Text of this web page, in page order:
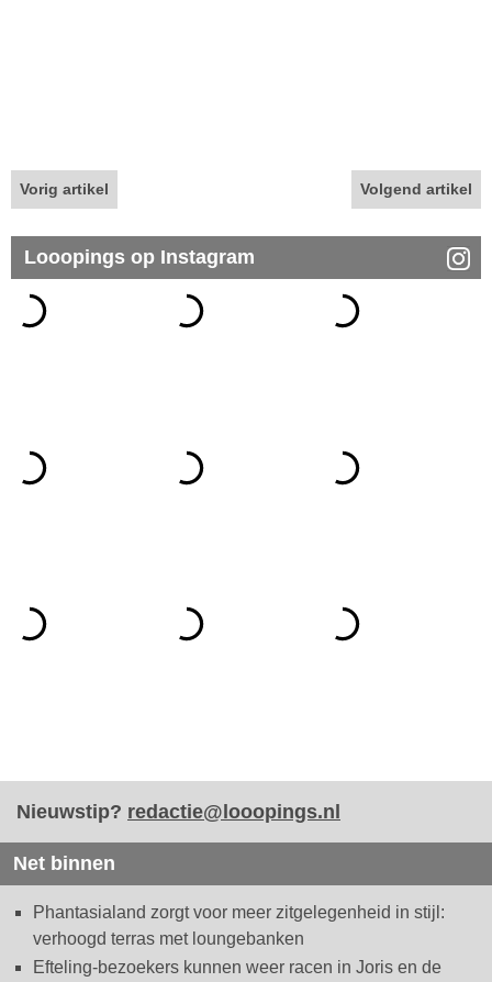
Vorig artikel Volgend artikel
Looopings op Instagram
Nieuwstip? redactie@looopings.nl
Net binnen
Phantasialand zorgt voor meer zitgelegenheid in stijl:
verhoogd terras met loungebanken
Efteling-bezoekers kunnen weer racen in Joris en de